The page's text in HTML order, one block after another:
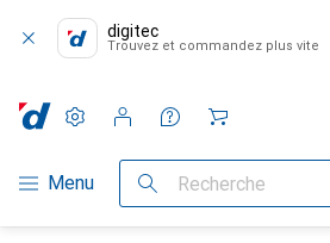
digitec
Trouvez et commandez plus vite
Navigation par catégorie
Menu Recherche
Paramètres
Compte client
Listes de comparaison
Listes d'envies
Panier